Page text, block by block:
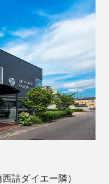
詰ダイエー隣）